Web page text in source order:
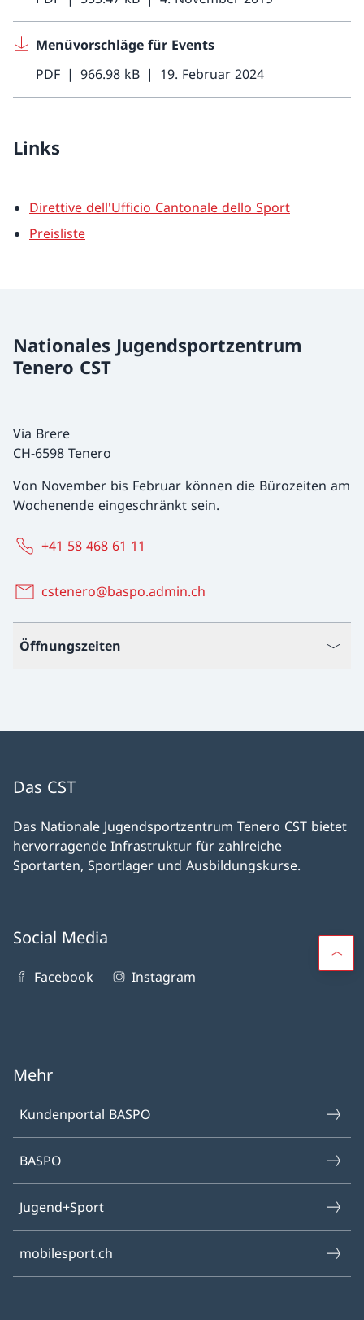
Menüvorschläge für Events
PDF
966.98 kB 19. Februar 2024
Links
Direttive dell'Ufficio Cantonale dello Sport
Preisliste
Nationales Jugendsportzentrum
Tenero CST
Via Brere
CH-6598 Tenero
Von November bis Februar können die Bürozeiten am
Wochenende eingeschränkt sein.
+41 58 468 61 11
cstenero@baspo.admin.ch
Öffnungszeiten
Das CST
Das Nationale Jugendsportzentrum Tenero CST bietet
hervorragende Infrastruktur für zahlreiche
Sportarten, Sportlager und Ausbildungskurse.
Social Media
Facebook Instagram
Mehr
Kundenportal BASPO
BASPO
Jugend+Sport
mobilesport.ch